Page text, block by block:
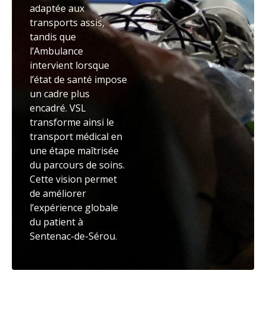
adaptée aux
transports assis,
tandis que
l’Ambulance
intervient lorsque
l’état de santé impose
un cadre plus
encadré. VSL
transforme ainsi le
transport médical en
une étape maîtrisée
du parcours de soins.
Cette vision permet
de améliorer
l’expérience globale
du patient à
Sentenac-de-Sérou.